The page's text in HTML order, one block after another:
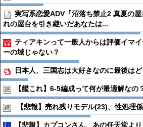
実写系恋愛ADV『沼落ち禁止2 真夏の
れの屋台を引き継いだあなたは...
ティアキンって一般人からは評価イマ
ーの域じゃない？
日本人、三国志は大好きなのに最後は
【艦これ】6-5編成って何が最適解なの
【悲報】売れ残りモデル(23)、性処理
【悲報】カプコンさん、あの任天堂よ